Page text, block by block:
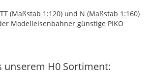
(Maßstab 1:120) und N (Maßstab 1:160)
Modelleisenbahner günstige PIKO
unserem H0 Sortiment: